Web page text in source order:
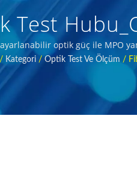
Test
ayarlanabilir optik güç ile MPO
/ Kategori / Optik Test Ve Ölçüm /